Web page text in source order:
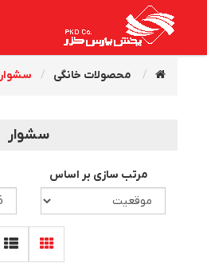
محصولات خانگی سشوار
سشوار
مرتب سازی بر اساس